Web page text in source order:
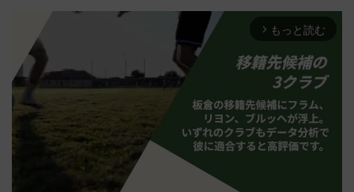
arrow_forward_ios もっと読む